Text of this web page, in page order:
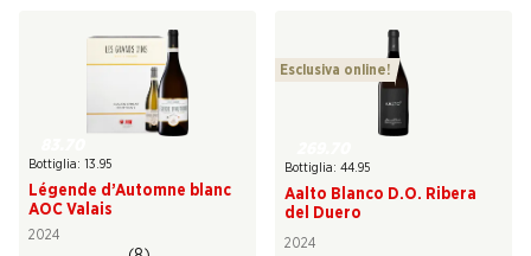
Bottiglia: 13.95
Légende d’Automne blanc
AOC Valais
2024
Esclusiva online!
Bottiglia: 44.95
Aalto Blanco D.O. Ribera
del Duero
2024